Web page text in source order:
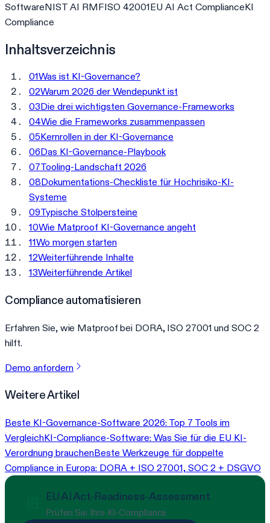
SoftwareNIST AI RMFISO 42001EU AI Act ComplianceKI
Compliance
Inhaltsverzeichnis
01Was ist KI-Governance?
02Warum 2026 der Wendepunkt ist
03Die drei wichtigsten Governance-Frameworks
04Wie die Frameworks zusammenpassen
05Kernrollen in der KI-Governance
06Das KI-Governance-Playbook
07Tooling-Landschaft 2026
08Dokumentations-Checkliste für Hochrisiko-KI-
Systeme
09Typische Stolpersteine
10Wie Matproof KI-Governance angeht
11Wo morgen starten
12Weiterführende Inhalte
13Weiterführende Artikel
Compliance automatisieren
Erfahren Sie, wie Matproof bei DORA, ISO 27001 und SOC 2
hilft.
Demo anfordern
Weitere Artikel
Beste KI-Governance-Software 2026: Top 7 Tools im
VergleichKI-Compliance-Software: Was Sie für die EU KI-
Verordnung brauchenBeste Werkzeuge für doppelte
Compliance in Europa: DORA + ISO 27001, SOC 2 + DSGVO
EU AI Act-Readiness-Assessment
Prüfen Sie Ihre KI-Compliance